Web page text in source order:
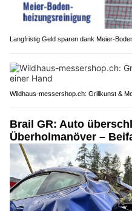
Langfristig Geld sparen dank Meier-
Wildhaus-messershop.ch: Grillkunst &
Brail GR: Auto
Überholmanöver –